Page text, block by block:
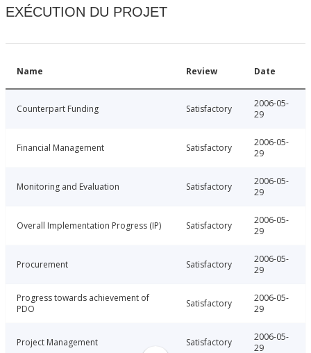
EXÉCUTION DU PROJET
Name Review Date
Counterpart Funding Satisfactory
2006-05-
29
Financial Management Satisfactory
2006-05-
29
Monitoring and Evaluation Satisfactory
2006-05-
29
Overall Implementation Progress (IP) Satisfactory
2006-05-
29
Procurement Satisfactory
2006-05-
29
Progress towards achievement of
PDO
Satisfactory
2006-05-
29
Project Management Satisfactory
2006-05-
29